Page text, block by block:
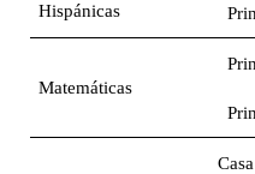
Hispánicas
Matemáticas